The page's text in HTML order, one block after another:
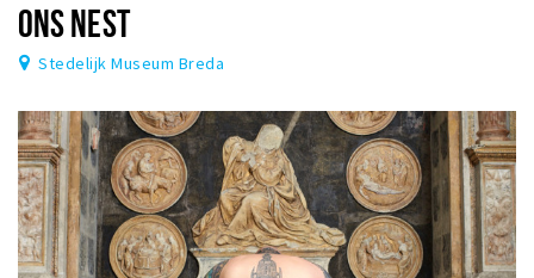
ONS NEST
Stedelijk Museum Breda